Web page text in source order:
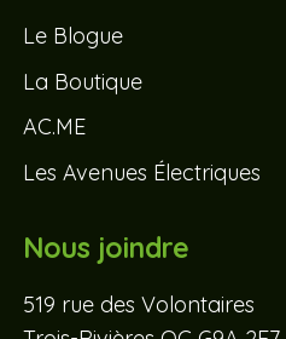
Le Blogue
La Boutique
AC.ME
Les Avenues Électriques
Nous joindre
519 rue des Volontaires